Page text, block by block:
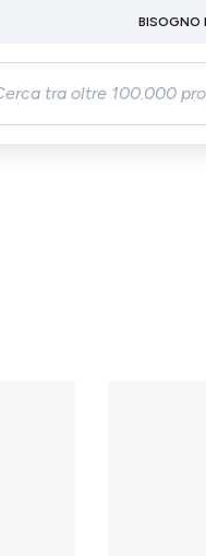
BISOGNO